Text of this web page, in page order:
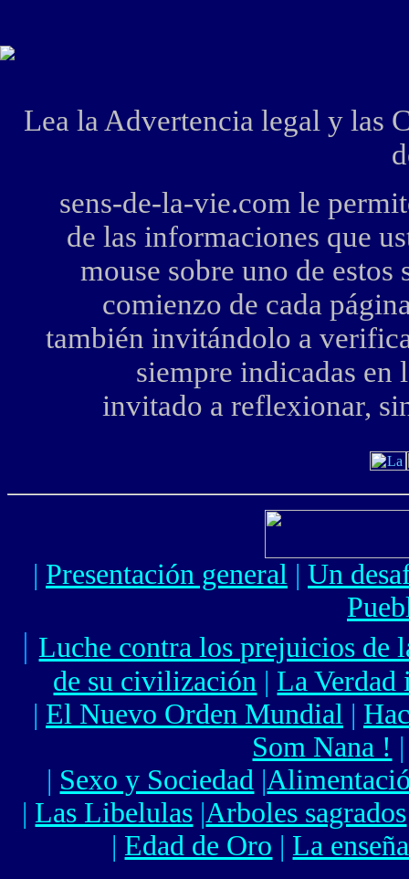
Lea la Advertencia legal y las
sens-de-la-vie.com le
de las informaciones que
mouse sobre uno de
comienzo de cada
también invitándolo a
siempre indicadas en
invitado a reflexionar,
| Presentación general | Un
| Luche contra los prejuicios de
de su civilización | La Verdad
| El Nuevo Orden Mundial |
Som Nana !
| Sexo y Sociedad |
| Las Libelulas |Arboles sagrados
| Edad de Oro | La